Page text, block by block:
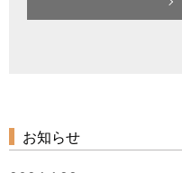
お知らせ